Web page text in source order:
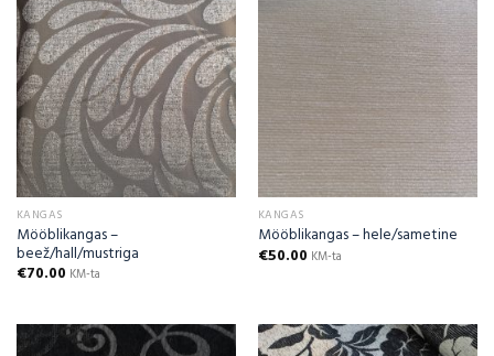
KANGAS
Mööblikangas –
beež/hall/mustriga
€70.00 KM-ta
KANGAS
Mööblikangas – hele/sametine
€50.00 KM-ta